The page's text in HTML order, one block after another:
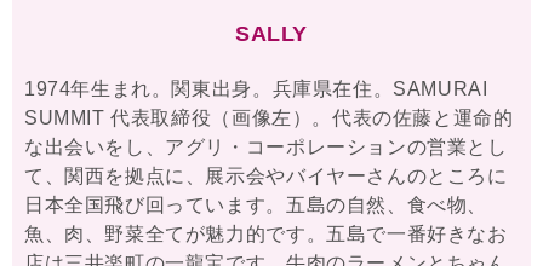
SALLY
1974年生まれ。関東出身。兵庫県在住。SAMURAI
SUMMIT 代表取締役（画像左）。代表の佐藤と運命的
な出会いをし、アグリ・コーポレーションの営業とし
て、関西を拠点に、展示会やバイヤーさんのところに
日本全国飛び回っています。五島の自然、食べ物、
魚、肉、野菜全てが魅力的です。五島で一番好きなお